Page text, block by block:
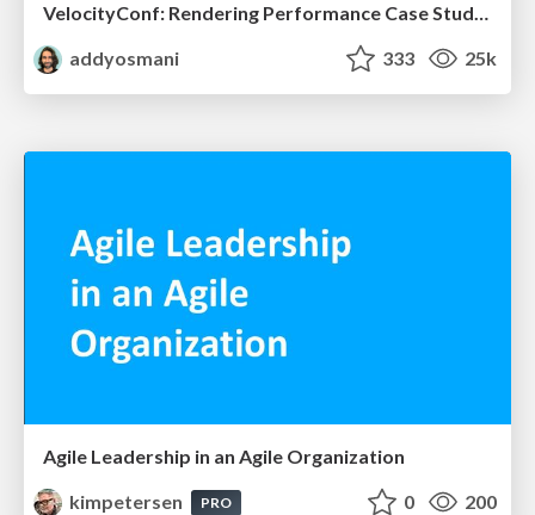
VelocityConf: Rendering Performance Case Studies
addyosmani
333 25k
Agile Leadership in an Agile Organization
kimpetersen
PRO 0 200